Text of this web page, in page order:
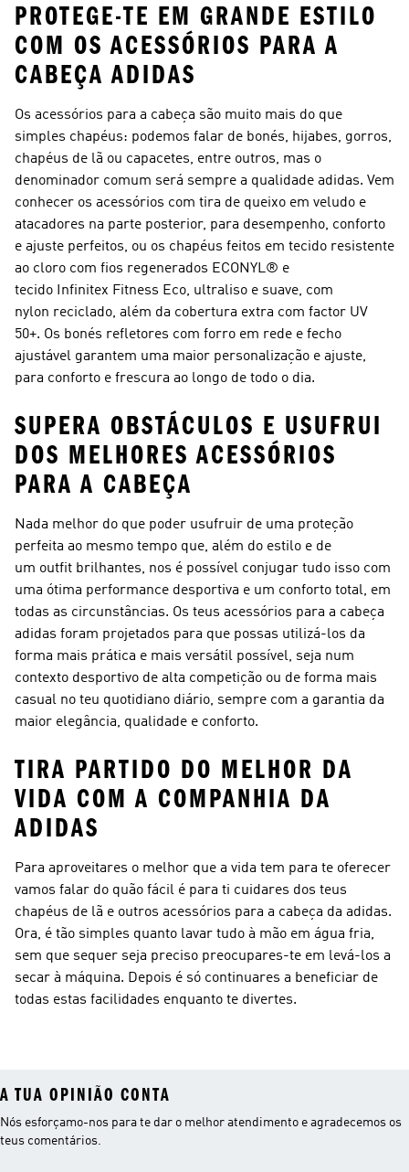
PROTEGE-TE EM GRANDE ESTILO
COM OS ACESSÓRIOS PARA A
CABEÇA ADIDAS
Os acessórios para a cabeça são muito mais do que
simples chapéus: podemos falar de bonés, hijabes, gorros,
chapéus de lã ou capacetes, entre outros, mas o
denominador comum será sempre a qualidade adidas. Vem
conhecer os acessórios com tira de queixo em veludo e
atacadores na parte posterior, para desempenho, conforto
e ajuste perfeitos, ou os chapéus feitos em tecido resistente
ao cloro com fios regenerados ECONYL® e
tecido Infinitex Fitness Eco, ultraliso e suave, com
nylon reciclado, além da cobertura extra com factor UV
50+. Os bonés refletores com forro em rede e fecho
ajustável garantem uma maior personalização e ajuste,
para conforto e frescura ao longo de todo o dia.
SUPERA OBSTÁCULOS E USUFRUI
DOS MELHORES ACESSÓRIOS
PARA A CABEÇA
Nada melhor do que poder usufruir de uma proteção
perfeita ao mesmo tempo que, além do estilo e de
um outfit brilhantes, nos é possível conjugar tudo isso com
uma ótima performance desportiva e um conforto total, em
todas as circunstâncias. Os teus acessórios para a cabeça
adidas foram projetados para que possas utilizá-los da
forma mais prática e mais versátil possível, seja num
contexto desportivo de alta competição ou de forma mais
casual no teu quotidiano diário, sempre com a garantia da
maior elegância, qualidade e conforto.
TIRA PARTIDO DO MELHOR DA
VIDA COM A COMPANHIA DA
ADIDAS
Para aproveitares o melhor que a vida tem para te oferecer
vamos falar do quão fácil é para ti cuidares dos teus
chapéus de lã e outros acessórios para a cabeça da adidas.
Ora, é tão simples quanto lavar tudo à mão em água fria,
sem que sequer seja preciso preocupares-te em levá-los a
secar à máquina. Depois é só continuares a beneficiar de
todas estas facilidades enquanto te divertes.
A TUA OPINIÃO CONTA
Nós esforçamo-nos para te dar o melhor atendimento e agradecemos os
teus comentários.